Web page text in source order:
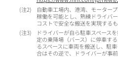
2
自動車工場内、港湾、モーター
稼働を可能とし、熟練ドライバ
コストで安全な搬送を実現するも
3
ドライバーが自ら駐車スペース
定の乗降場（バース）に停車す
るスペースに車両を搬送し、駐
合はその逆で、ドライバーが事